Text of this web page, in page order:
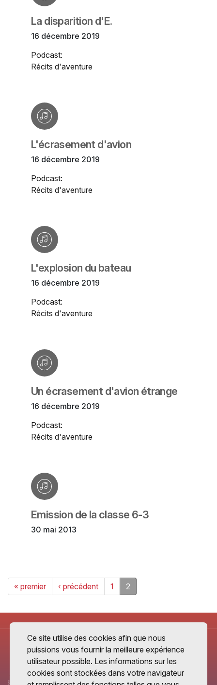
La disparition d'E.
16 décembre 2019
Podcast:
Récits d'aventure
L'écrasement d'avion
16 décembre 2019
Podcast:
Récits d'aventure
L'explosion du bateau
16 décembre 2019
Podcast:
Récits d'aventure
Un écrasement d'avion étrange
16 décembre 2019
Podcast:
Récits d'aventure
Emission de la classe 6-3
30 mai 2013
« premier ‹ précédent 1 2
Ce site utilise des cookies afin que nous
puissions vous fournir la meilleure expérience
utilisateur possible. Les informations sur les
cookies sont stockées dans votre navigateur